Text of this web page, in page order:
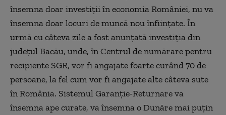
însemna doar investiţii în economia României, nu va
însemna doar locuri de muncă nou înfiinţate. În
urmă cu câteva zile a fost anunţată investiţia din
judeţul Bacău, unde, în Centrul de numărare pentru
recipiente SGR, vor fi angajate foarte curând 70 de
persoane, la fel cum vor fi angajate alte câteva sute
în România. Sistemul Garanţie-Returnare va
însemna ape curate, va însemna o Dunăre mai puţin